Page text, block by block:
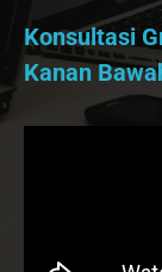
Konsultasi
Kanan